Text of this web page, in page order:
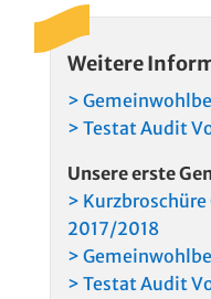
Weitere
>
> Testat Audit
Unsere erste
>
2017/2018
>
> Testat Audit